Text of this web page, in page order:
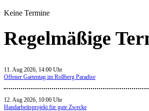
Keine Termine
Regelmäßige
11. Aug 2026, 14:00 Uhr
Offener Gartentag im Rollberg Paradise
12. Aug 2026, 10:00 Uhr
Handarbeitsprojekt für gute Zwecke